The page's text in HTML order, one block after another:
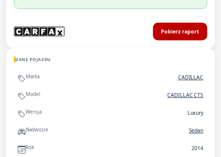
Pobierz raport
DANE POJAZDU
Marka CADILLAC
Model CADILLAC CTS
Wersja Luxury
Nadwozie Sedan
Rok 2014